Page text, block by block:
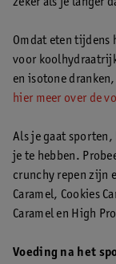
Omdat eten tijdens
voor
en isotone
hier meer over de
Als je gaat sporten,
je te hebben.
crunchy repen zijn
Caramel, Cookies
Caramel en High
Voeding na het